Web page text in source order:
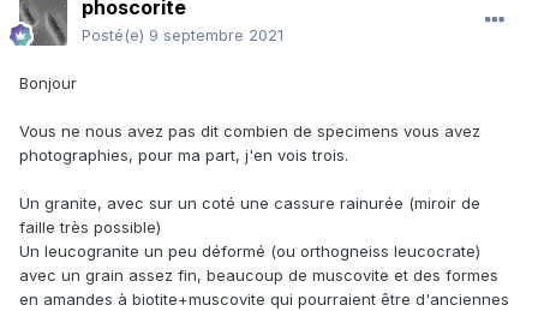
phoscorite
Posté(e) 9 septembre 2021
Bonjour
Vous ne nous avez pas dit combien de specimens vous avez
photographies, pour ma part, j'en vois trois.
Un granite, avec sur un coté une cassure rainurée (miroir de
faille très possible)
Un leucogranite un peu déformé (ou orthogneiss leucocrate)
avec un grain assez fin, beaucoup de muscovite et des formes
en amandes à biotite+muscovite qui pourraient être d'anciennes